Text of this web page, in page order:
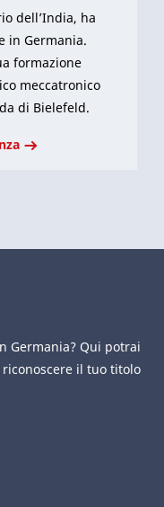
dell’India, ha
in Germania.
formazione
meccatronico
di Bielefeld.
Germania? Qui potrai
il tuo titolo